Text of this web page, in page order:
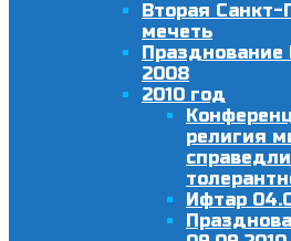
Вторая Санкт-
мечеть
Празднование
2008
2010 год
религия
Ифтар